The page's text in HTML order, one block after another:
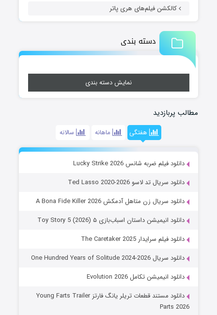
کالکشن فیلم‌های هری پاتر
دسته بندی
نمایش دسته بندی
مطالب پربازدید
هفتگی ماهانه سالانه
دانلود فیلم ضربه شانس Lucky Strike 2026
دانلود سریال تد لاسو Ted Lasso 2020-2026
دانلود سریال زن متاهل آدمکش A Bona Fide Killer 2026
دانلود انیمیشن داستان اسباب‌بازی ۵ Toy Story 5 (2026)
دانلود فیلم سرایدار The Caretaker 2025
دانلود سریال One Hundred Years of Solitude 2024-2026
دانلود انیمیشن تکامل Evolution 2026
دانلود مستند قطعات تریلر یانگ فارتز Young Farts Trailer
Parts 2026